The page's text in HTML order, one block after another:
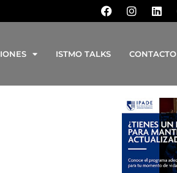
ISTMO TALKS CONTACTO